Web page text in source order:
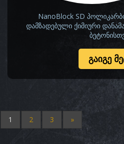
NanoBlock SD
დამზადებული ქიმიური
ᲒᲐᲘᲒᲔ
1 2 3 »